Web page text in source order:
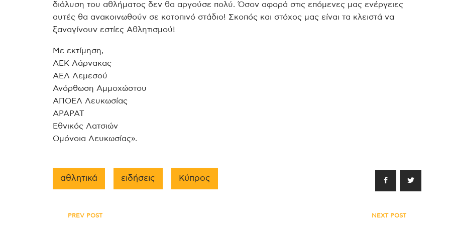
διάλυση του αθλήματος δεν θα αργούσε πολύ. Όσον αφορά στις επόμενες μας ενέργειες
αυτές θα ανακοινωθούν σε κατοπινό στάδιο! Σκοπός και στόχος μας είναι τα κλειστά να
ξαναγίνουν εστίες Αθλητισμού!
Με εκτίμηση,
ΑΕΚ Λάρνακας
ΑΕΛ Λεμεσού
Ανόρθωση Αμμοχώστου
ΑΠΟΕΛ Λευκωσίας
ΑΡΑΡΑΤ
Εθνικός Λατσιών
Ομόνοια Λευκωσίας».
αθλητικά ειδήσεις Κύπρος
PREV POST NEXT POST